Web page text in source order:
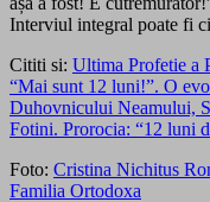
Interviul integral poate fi
Cititi si: Ultima Profetie a
“Mai sunt 12 luni!”. O
Duhovnicului Neamului,
Fotini. Prorocia: “12 luni
Foto: Cristina Nichitus
Familia Ortodoxa